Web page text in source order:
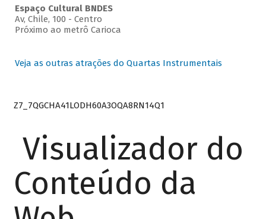
Espaço Cultural BNDES
Av, Chile, 100 - Centro
Próximo ao metrô Carioca
Veja as outras atrações do Quartas Instrumentais
Z7_7QGCHA41LODH60A3OQA8RN14Q1
Visualizador do
Conteúdo da